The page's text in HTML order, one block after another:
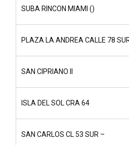
SUBA RINCON MIAMI ()
PLAZA LA ANDREA CALLE 78
SAN CIPRIANO II
ISLA DEL SOL CRA 64
SAN CARLOS CL 53 SUR –